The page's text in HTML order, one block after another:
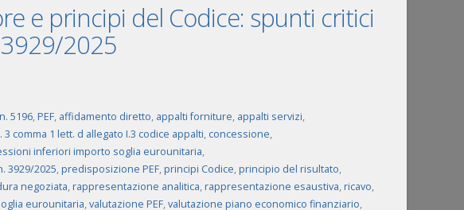
e principi del Codice: spunti critici
2025
5196,PEF, affidamento diretto, appalti forniture, appalti servizi,
3 comma 1 lett. d allegato I.3 codice appalti, concessione,
inferiori importo soglia eurounitaria,
3929/2025,predisposizione PEF,principi Codice,principio del risultato,
negoziata,rappresentazione analitica,rappresentazione esaustiva,ricavo,
eurounitaria,valutazione PEF,valutazione piano economico finanziario,